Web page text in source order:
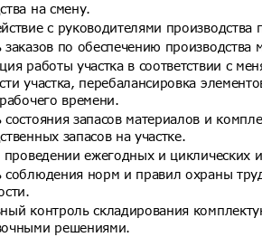
на смену.
с руководителями
заказов по обеспечению
работы участка в соответствии с
участка, перебалансировка
времени.
состояния запасов материалов и
запасов на участке.
проведении ежегодных и циклических
соблюдения норм и правил охраны
контроль складирования
решениями.